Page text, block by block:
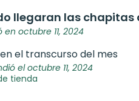
llegaran las
octubre 11, 2024
el transcurso del mes
el octubre 11, 2024
tienda